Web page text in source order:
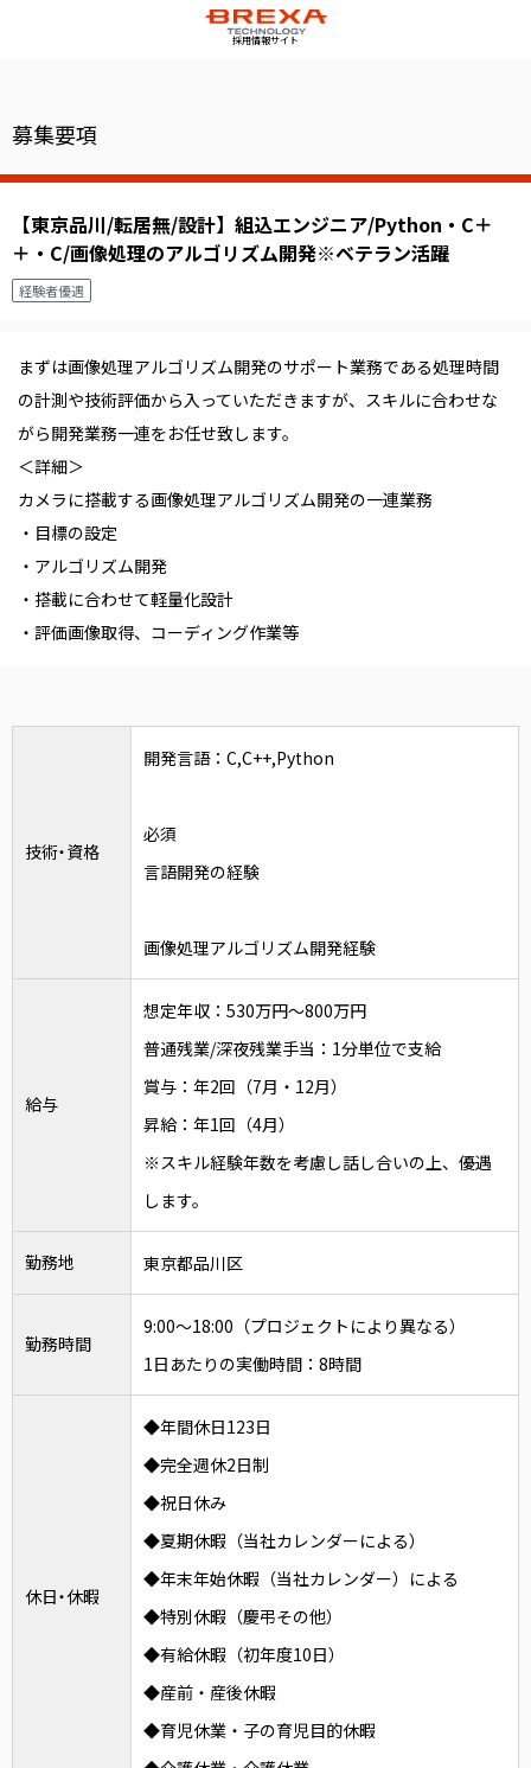
採用情報サイト
募集要項
【東京品川/転居無/設計】組込エンジニア/Python・C＋
＋・C/画像処理のアルゴリズム開発※ベテラン活躍
経験者優遇
まずは画像処理アルゴリズム開発のサポート業務である処理時間
の計測や技術評価から入っていただきますが、スキルに合わせな
がら開発業務一連をお任せ致します。
＜詳細＞
カメラに搭載する画像処理アルゴリズム開発の一連業務
・目標の設定
・アルゴリズム開発
・搭載に合わせて軽量化設計
・評価画像取得、コーディング作業等
技術・資格
開発言語：C,C++,Python
必須
言語開発の経験
画像処理アルゴリズム開発経験
給与
想定年収：530万円～800万円
普通残業/深夜残業手当：1分単位で支給
賞与：年2回（7月・12月）
昇給：年1回（4月）
※スキル経験年数を考慮し話し合いの上、優遇
します。
勤務地 東京都品川区
勤務時間
9:00～18:00（プロジェクトにより異なる）
1日あたりの実働時間：8時間
休日・休暇
◆年間休日123日
◆完全週休2日制
◆祝日休み
◆夏期休暇（当社カレンダーによる）
◆年末年始休暇（当社カレンダー）による
◆特別休暇（慶弔その他）
◆有給休暇（初年度10日）
◆産前・産後休暇
◆育児休業・子の育児目的休暇